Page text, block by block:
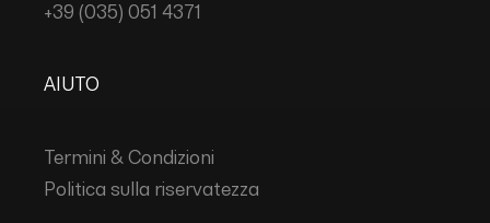
+39 (035) 051 4371
AIUTO
Termini & Condizioni
Politica sulla riservatezza